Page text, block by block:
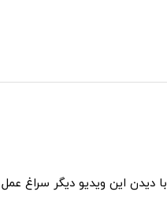
با دیدن این ویدیو دیگر سراغ